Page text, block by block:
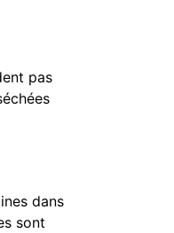
pas
dans
sont